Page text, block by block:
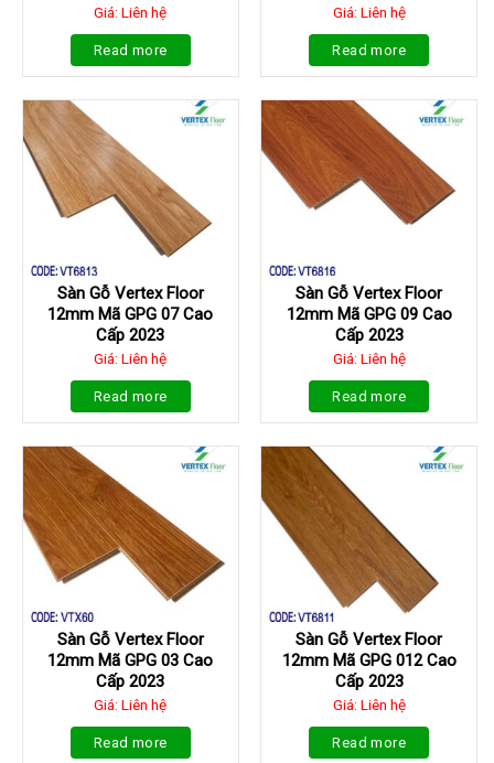
Giá: Liên hệ
Read more
Giá: Liên hệ
Read more
Sàn Gỗ Vertex Floor
12mm Mã GPG 07 Cao
Cấp 2023
Giá: Liên hệ
Read more
Sàn Gỗ Vertex Floor
12mm Mã GPG 09 Cao
Cấp 2023
Giá: Liên hệ
Read more
Sàn Gỗ Vertex Floor
12mm Mã GPG 03 Cao
Cấp 2023
Giá: Liên hệ
Read more
Sàn Gỗ Vertex Floor
12mm Mã GPG 012 Cao
Cấp 2023
Giá: Liên hệ
Read more